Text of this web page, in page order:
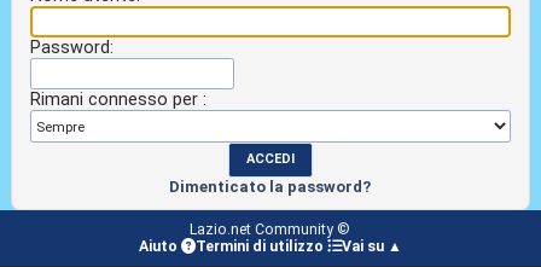
Password:
Rimani connesso per :
Dimenticato la password?
Lazio.net Community ©
Aiuto
Termini di utilizzo Vai su ▲